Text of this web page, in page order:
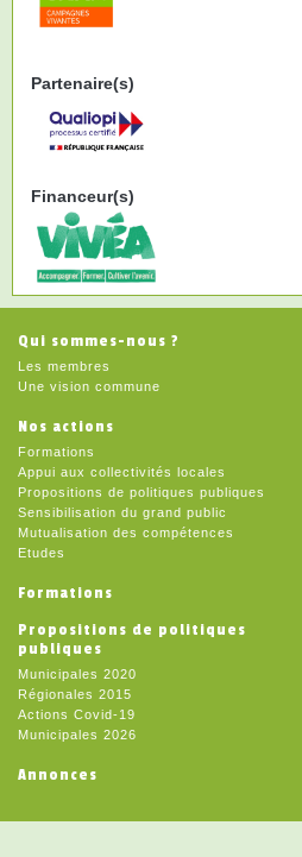
Partenaire(s)
Financeur(s)
Qui sommes-nous ?
Les membres
Une vision commune
Nos actions
Formations
Appui aux collectivités locales
Propositions de politiques publiques
Sensibilisation du grand public
Mutualisation des compétences
Etudes
Formations
Propositions de politiques
publiques
Municipales 2020
Régionales 2015
Actions Covid-19
Municipales 2026
Annonces